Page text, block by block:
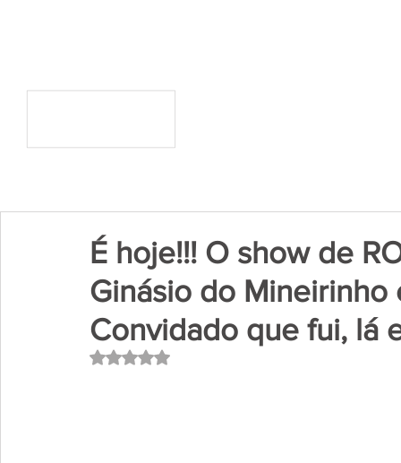
É hoje!!! O show de
Ginásio do Mineirinho
Convidado que fui, lá
Avaliado com NaN de 5 estrelas.